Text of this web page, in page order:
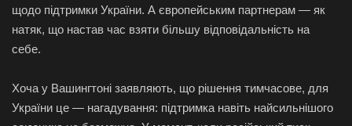
щодо підтримки України. А європейським партнерам — як
натяк, що настав час взяти більшу відповідальність на
себе.
Хоча у Вашингтоні заявляють, що рішення тимчасове, для
України це — нагадування: підтримка навіть найсильнішого